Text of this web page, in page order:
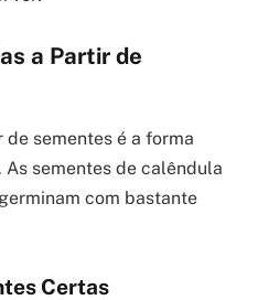
a Partir de
sementes é a forma
As sementes de calêndula
com bastante
Certas